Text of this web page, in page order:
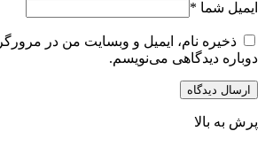
ایمیل شما *
ذخیره نام، ایمیل و وبسایت من در
دوباره دیدگاهی می‌نویسم.
پرش به بالا